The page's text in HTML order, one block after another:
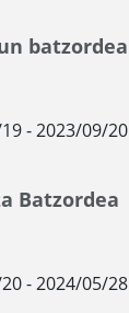
batzordea
- 2023/09/20
Batzordea
- 2024/05/28